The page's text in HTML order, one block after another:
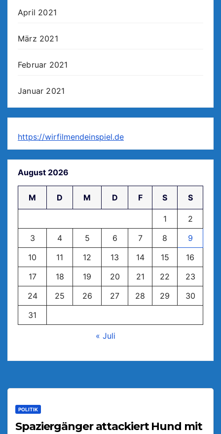
April 2021
März 2021
Februar 2021
Januar 2021
https://wirfilmendeinspiel.de
August 2026
M D M D F S S
1
2
3
4 5 6 7 8
9
10
11 12 13 14 15
16
17
18 19 20 21 22
23
24
25 26 27 28 29
30
31
« Juli
POLITIK
Spaziergänger attackiert Hund mit